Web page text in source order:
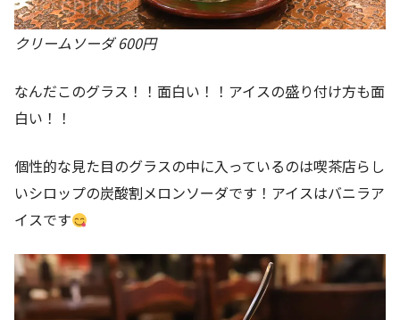
クリームソーダ 600円
なんだこのグラス！！面白い！！アイスの盛り付け方も面
白い！！
個性的な見た目のグラスの中に入っているのは喫茶店らし
いシロップの炭酸割メロンソーダです！アイスはバニラア
イスです